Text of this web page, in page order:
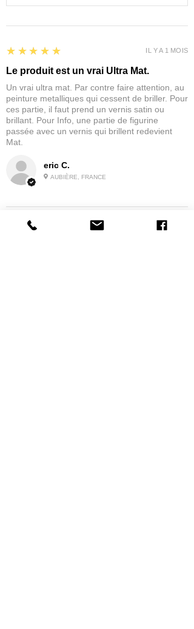
eric C.
AUBIÈRE, FRANCE
5
★★★★★
Le produit est un vrai Ultra Mat.
Un vrai ultra mat. Par contre faire attention, au
peinture metalliques qui cessent de briller. Pour
ces partie, il faut prend un vernis satin ou
brillant. Pour Info, une partie de figurine
passée avec un vernis qui brillent redevient
Mat.
IL Y A 1 MOIS
★★★★★ IL Y A 1 MOIS